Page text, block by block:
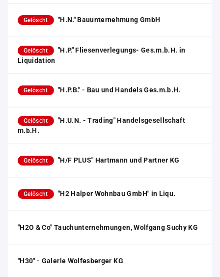
Gelöscht "H.N." Bauunternehmung GmbH
Gelöscht
"H.P." Fliesenverlegungs- Ges.m.b.H. in
Liquidation
Gelöscht "H.P.B." - Bau und Handels Ges.m.b.H.
Gelöscht
"H.U.N. - Trading" Handelsgesellschaft
m.b.H.
Gelöscht "H/F PLUS" Hartmann und Partner KG
Gelöscht "H2 Halper Wohnbau GmbH" in Liqu.
"H2O & Co" Tauchunternehmungen, Wolfgang Suchy KG
"H30" - Galerie Wolfesberger KG